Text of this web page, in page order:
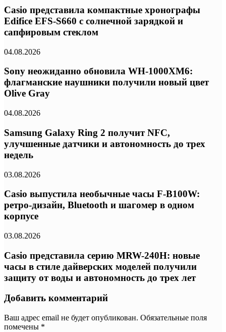
Casio представила компактные хронографы
Edifice EFS-S660 с солнечной зарядкой и
сапфировым стеклом
04.08.2026
Sony неожиданно обновила WH-1000XM6:
флагманские наушники получили новый цвет
Olive Gray
04.08.2026
Samsung Galaxy Ring 2 получит NFC,
улучшенные датчики и автономность до трех
недель
03.08.2026
Casio выпустила необычные часы F-B100W:
ретро-дизайн, Bluetooth и шагомер в одном
корпусе
03.08.2026
Casio представила серию MRW-240H: новые
часы в стиле дайверских моделей получили
защиту от воды и автономность до трех лет
Добавить комментарий
Ваш адрес email не будет опубликован. Обязательные поля
помечены *